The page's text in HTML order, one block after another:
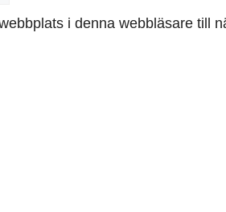
i denna webbläsare till